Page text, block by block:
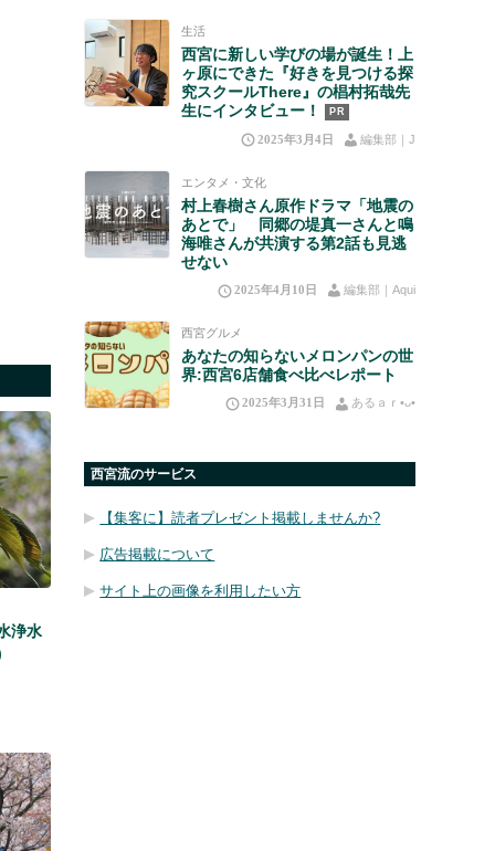
浄水
生活
西宮に新しい学びの場が誕生！上
ヶ原にできた『好きを見つける探
究スクールThere』の椙村拓哉先
生にインタビュー！
PR
2025年3月4日 編集部｜J
エンタメ・文化
村上春樹さん原作ドラマ「地震の
あとで」 同郷の堤真一さんと鳴
海唯さんが共演する第2話も見逃
せない
2025年4月10日 編集部｜Aqui
西宮グルメ
あなたの知らないメロンパンの世
界:西宮6店舗食べ比べレポート
2025年3月31日 あるａｒ•⁠ᴗ⁠•⁠
西宮流のサービス
【集客に】読者プレゼント掲載しませんか?
広告掲載について
サイト上の画像を利用したい方